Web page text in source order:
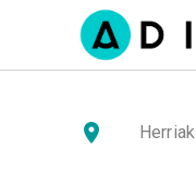
Herriak